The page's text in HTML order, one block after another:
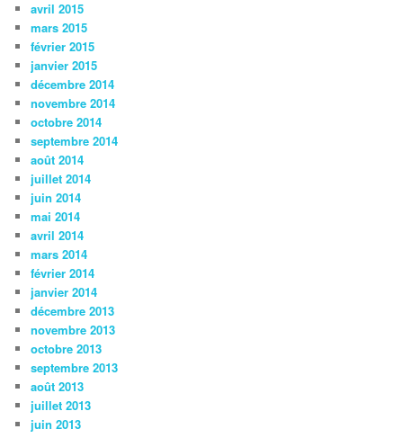
avril 2015
mars 2015
février 2015
janvier 2015
décembre 2014
novembre 2014
octobre 2014
septembre 2014
août 2014
juillet 2014
juin 2014
mai 2014
avril 2014
mars 2014
février 2014
janvier 2014
décembre 2013
novembre 2013
octobre 2013
septembre 2013
août 2013
juillet 2013
juin 2013